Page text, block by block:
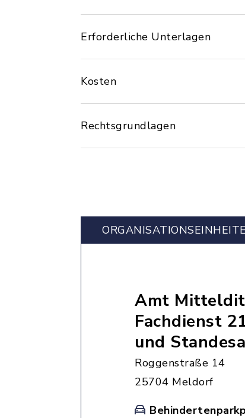
Erforderliche Unterlagen
Kosten
Rechtsgrundlagen
Amt
Fachdienst
und
Roggenstraße 14
25704 Meldorf